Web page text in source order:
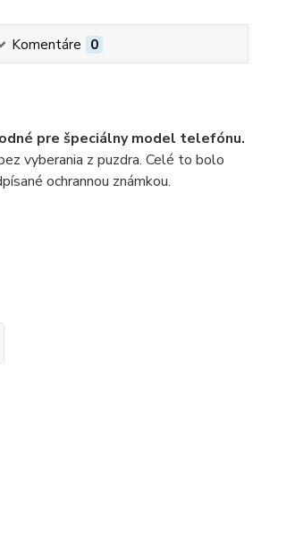
Komentáre 0
pre špeciálny model telefónu.
vyberania z puzdra. Celé to bolo
ochrannou známkou.